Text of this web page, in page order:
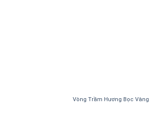
Vòng Trầm Hương Bọc Vàng